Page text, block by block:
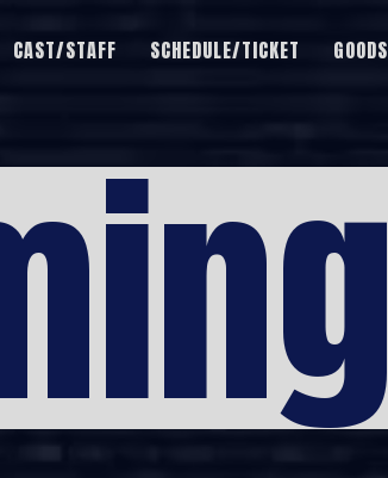
CAST/STAFF SCHEDULE/TICKET GOODS